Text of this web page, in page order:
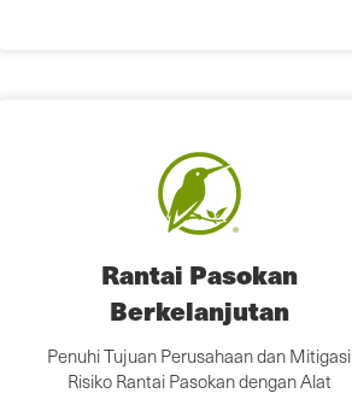
Rantai Pasokan
Berkelanjutan
Penuhi Tujuan Perusahaan dan Mitigasi
Risiko Rantai Pasokan dengan Alat